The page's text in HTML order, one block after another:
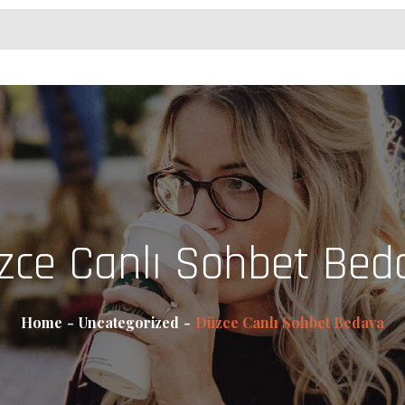
Canlı Sohbet
Home Uncategorized Düzce Canlı Sohbet Bedava